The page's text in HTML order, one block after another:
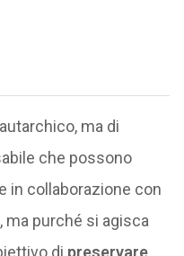
ma di
che possono
in collaborazione con
ma purché si agisca
di preservare